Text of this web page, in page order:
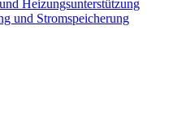
Heizungsunterstützung
und Stromspeicherung